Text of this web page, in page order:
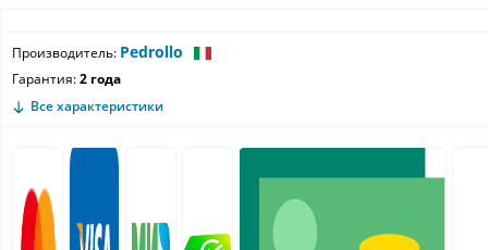
Производитель: Pedrollo
Гарантия:2 года
Все характеристики